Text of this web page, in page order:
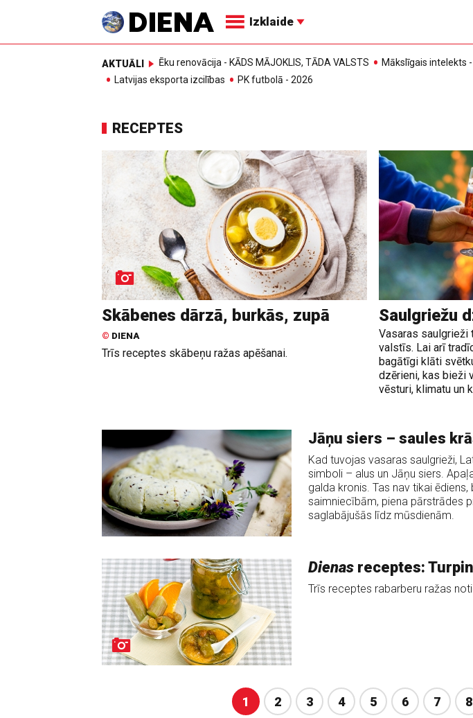
Izklaide
AKTUĀLI Ēku renovācija - KĀDS MĀJOKLIS, TĀDA VALSTS
Mākslīgais intelekts
Latvijas eksporta izcilības
PK futbolā - 2026
RECEPTES
Skābenes dārzā, burkās, zupā
© DIENA
Trīs receptes skābeņu ražas apēšanai.
Saulgriežu
Vasaras saulgrieži
valstīs. Lai arī
bagātīgi klāti
dzērieni, kas bieži
vēsturi, klimatu un
Jāņu siers – saules
Kad tuvojas vasaras saulgrieži,
simboli – alus un Jāņu siers.
galda kronis. Tas nav tikai
saimniecībām, piena pārstrādes
saglabājušās līdz mūsdienām.
Dienasreceptes:
Trīs receptes rabarberu ražas
1 2 3 4 5 6 7 8